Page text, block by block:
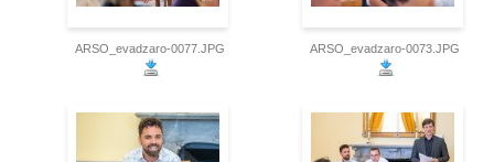
ARSO_evadzaro-0077.JPG ARSO_evadzaro-0073.JPG